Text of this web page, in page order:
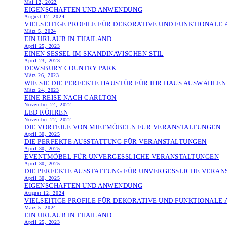
Mai 12, 2022
EIGENSCHAFTEN UND ANWENDUNG
August 12, 2024
VIELSEITIGE PROFILE FÜR DEKORATIVE UND FUNKTIONALE
März 5, 2024
EIN URLAUB IN THAILAND
April 25, 2023
EINEN SESSEL IM SKANDINAVISCHEN STIL
April 23, 2023
DEWSBURY COUNTRY PARK
März 26, 2023
WIE SIE DIE PERFEKTE HAUSTÜR FÜR IHR HAUS AUSWÄHLEN
März 24, 2023
EINE REISE NACH CARLTON
November 24, 2022
LED RÖHREN
November 22, 2022
DIE VORTEILE VON MIETMÖBELN FÜR VERANSTALTUNGEN
April 30, 2025
DIE PERFEKTE AUSSTATTUNG FÜR VERANSTALTUNGEN
April 30, 2025
EVENTMÖBEL FÜR UNVERGESSLICHE VERANSTALTUNGEN
April 30, 2025
DIE PERFEKTE AUSSTATTUNG FÜR UNVERGESSLICHE
April 30, 2025
EIGENSCHAFTEN UND ANWENDUNG
August 12, 2024
VIELSEITIGE PROFILE FÜR DEKORATIVE UND FUNKTIONALE
März 5, 2024
EIN URLAUB IN THAILAND
April 25, 2023